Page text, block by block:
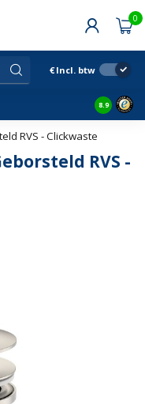
0
€ Incl. btw
8.9
RVS - Clickwaste
RVS -